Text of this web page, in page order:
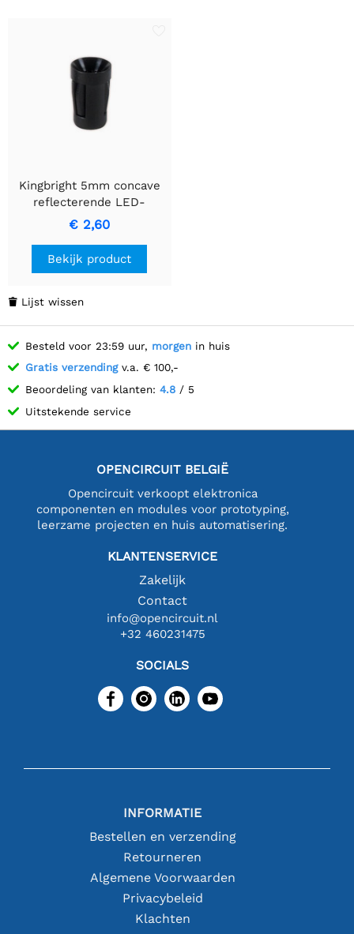
Kingbright 5mm concave
reflecterende LED-
bevestigingsclip
€ 2,60
Bekijk product
 Lijst wissen
Besteld voor 23:59 uur, morgen in huis
Gratis verzendingv.a. € 100,-
Beoordeling van klanten: 4.8 / 5
Uitstekende service
OPENCIRCUIT BELGIË
Opencircuit verkoopt elektronica
componenten en modules voor prototyping,
leerzame projecten en huis automatisering.
KLANTENSERVICE
Zakelijk
Contact
info@opencircuit.nl
+32 460231475
SOCIALS
INFORMATIE
Bestellen en verzending
Retourneren
Algemene Voorwaarden
Privacybeleid
Klachten